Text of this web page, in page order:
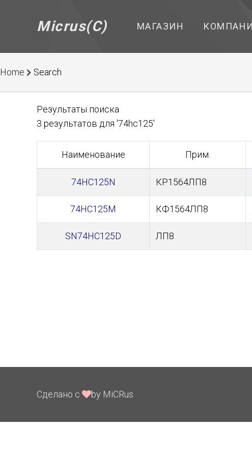
Micrus(C) МАГАЗИН
Home Search
Результаты поиска
3 результатов для '74hc125'
Наименование Прим.
74HC125N КР1564ЛП8
74HC125M КФ1564ЛП8
SN74HC125D ЛП8
Сделано с by MiCRus